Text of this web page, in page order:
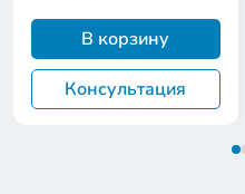
В корзину
Консультация